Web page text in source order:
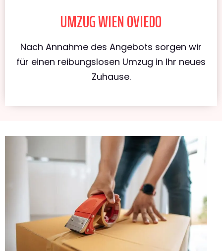
UMZUG WIEN OVIEDO
Nach Annahme des Angebots sorgen wir
für einen reibungslosen Umzug in Ihr neues
Zuhause.